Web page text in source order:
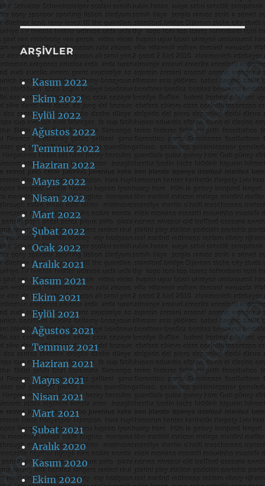
ARŞIVLER
Kasım 2022
Ekim 2022
Eylül 2022
Ağustos 2022
Temmuz 2022
Haziran 2022
Mayıs 2022
Nisan 2022
Mart 2022
Şubat 2022
Ocak 2022
Aralık 2021
Kasım 2021
Ekim 2021
Eylül 2021
Ağustos 2021
Temmuz 2021
Haziran 2021
Mayıs 2021
Nisan 2021
Mart 2021
Şubat 2021
Aralık 2020
Kasım 2020
Ekim 2020